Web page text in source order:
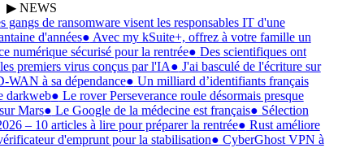
▶ NEWS
de ransomware visent les responsables IT d'une
d'années●Avec my kSuite+, offrez à votre famille un
numérique sécurisé pour la rentrée●Des scientifiques ont
premiers virus conçus par l'IA●J'ai basculé de l'écriture sur
WAN à sa dépendance●Un milliard d’identifiants français
darkweb●Le rover Perseverance roule désormais presque
Mars●Le Google de la médecine est français●Sélection
– 10 articles à lire pour préparer la rentrée●Rust améliore
d'emprunt pour la stabilisation●CyberGhost VPN à